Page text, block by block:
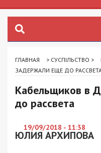
ГЛАВНАЯ > СУСПІЛЬСТВО >
ЗАДЕРЖАЛИ ЕЩЕ ДО
Кабельщиков в
до рассвета
19/09/2018 - 11:38
ЮЛИЯ АРХИПОВА